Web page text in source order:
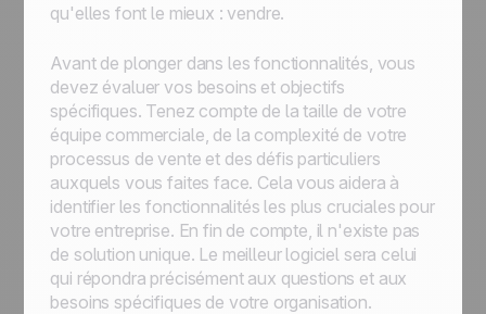
qu'elles font le mieux : vendre.
Avant de plonger dans les fonctionnalités, vous
devez évaluer vos besoins et objectifs
spécifiques. Tenez compte de la taille de votre
équipe commerciale, de la complexité de votre
processus de vente et des défis particuliers
auxquels vous faites face. Cela vous aidera à
identifier les fonctionnalités les plus cruciales pour
votre entreprise. En fin de compte, il n'existe pas
de solution unique. Le meilleur logiciel sera celui
qui répondra précisément aux questions et aux
besoins spécifiques de votre organisation.